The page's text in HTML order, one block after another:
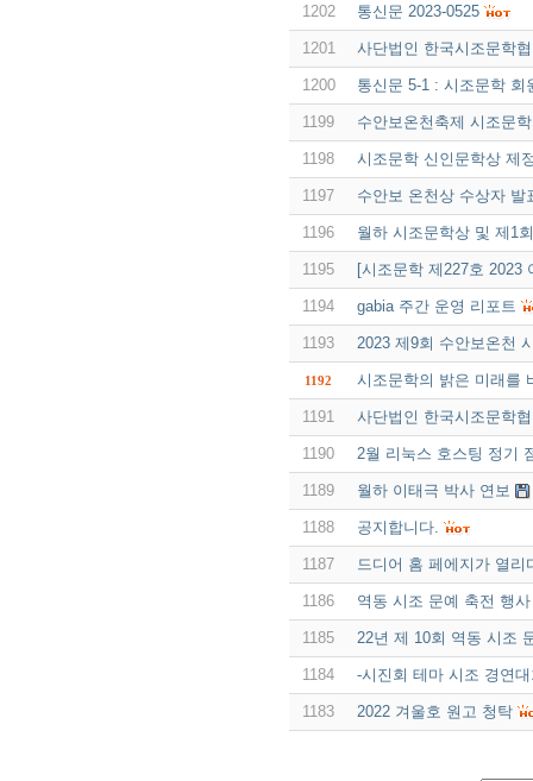
1202 통신문 2023-0525
1201 사단법인 한국시조문학
1200 통신문 5-1 : 시조문학 회
1199 수안보온천축제 시조문
1198 시조문학 신인문학상 제
1197 수안보 온천상 수상자 발
1196 월하 시조문학상 및 제1
1195 [시조문학 제227호 2023
1194 gabia 주간 운영 리포트
1193 2023 제9회 수안보온천
1192 시조문학의 밝은 미래를
1191 사단법인 한국시조문학
1190 2월 리눅스 호스팅 정기
1189 월하 이태극 박사 연보
1188 공지합니다.
1187 드디어 홈 페에지가 열리
1186 역동 시조 문예 축전 행사
1185 22년 제 10회 역동 시조
1184 -시진회 테마 시조 경연대
1183 2022 겨울호 원고 청탁